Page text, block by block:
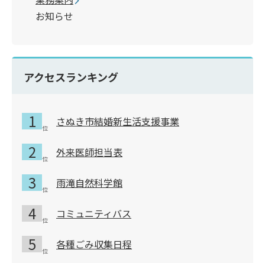
お知らせ
アクセスランキング
さぬき市結婚新生活支援事業
外来医師担当表
雨滝自然科学館
コミュニティバス
各種ごみ収集日程